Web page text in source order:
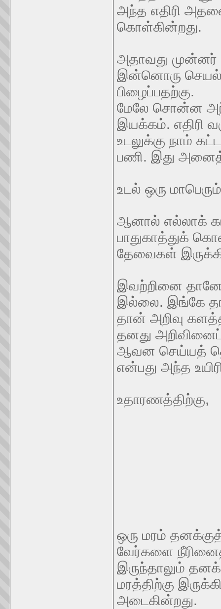
அந்த எதிரி
கொள்கின்றது.
அதாவது முன்னர்
இன்னொரு
பிழைப்பதற்கு.
மேலே சொன்ன
இயக்கம். எதிரி
உடலுக்கு நாம்
பணி. இது
உடல் ஒரு
ஆனால் எல்லாக்
பாதுகாத்துக்
தேவைகள்
இவற்றினை தானே
இல்லை. இங்கே
தான் அறிவு
தனது
ஆவன செய்யத்
என்பது அந்த
உதாரணத்திற்கு,
ஒரு மரம்
வேர்களை
இருந்தாலும்
மரத்திற்கு
அடைகின்றது.